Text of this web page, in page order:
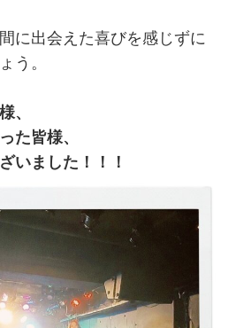
に出会えた喜びを感じずに
う。
、
た皆様、
いました！！！